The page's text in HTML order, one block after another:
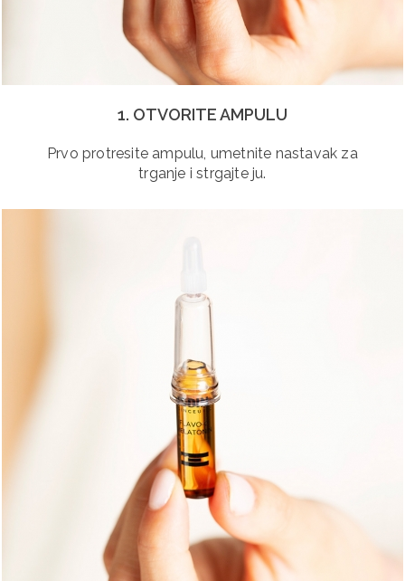
1. OTVORITE AMPULU
Prvo protresite ampulu, umetnite nastavak za
trganje i strgajte ju.